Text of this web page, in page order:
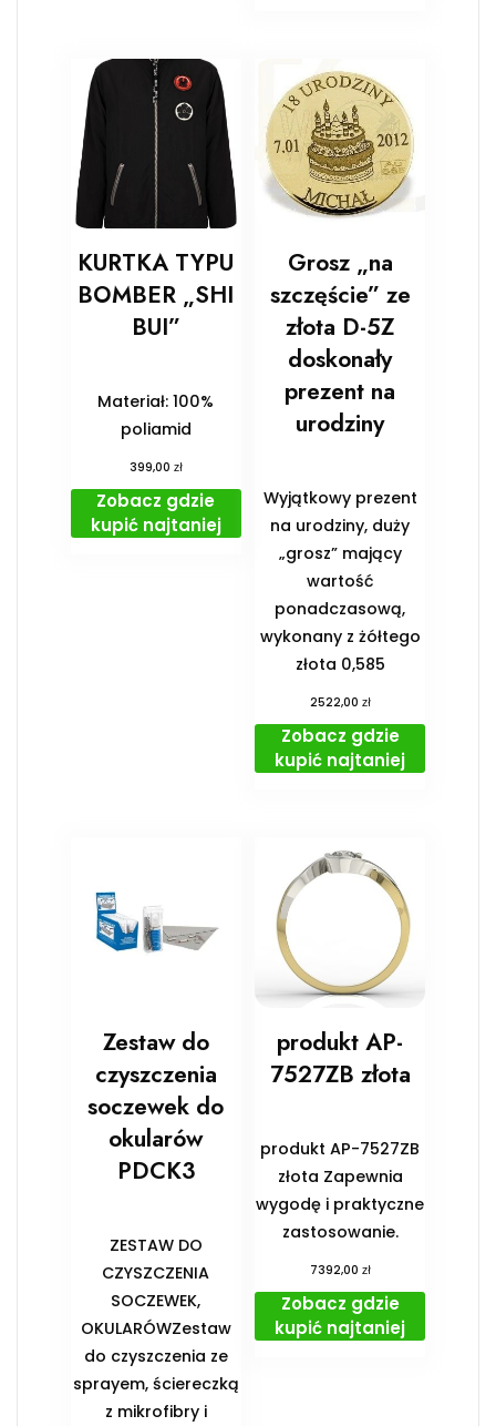
KURTKA TYPU
BOMBER „SHI
BUI”
Materiał: 100%
poliamid
399,00 zł
Zobacz gdzie
kupić najtaniej
Grosz „na
szczęście” ze
złota D-5Z
doskonały
prezent na
urodziny
Wyjątkowy prezent
na urodziny, duży
„grosz” mający
wartość
ponadczasową,
wykonany z żółtego
złota 0,585
2522,00 zł
Zobacz gdzie
kupić najtaniej
Zestaw do
czyszczenia
soczewek do
okularów
PDCK3
ZESTAW DO
CZYSZCZENIA
SOCZEWEK,
OKULARÓWZestaw
do czyszczenia ze
sprayem, ściereczką
z mikrofibry i
produkt AP-
7527ZB złota
produkt AP-7527ZB
złota Zapewnia
wygodę i praktyczne
zastosowanie.
7392,00 zł
Zobacz gdzie
kupić najtaniej